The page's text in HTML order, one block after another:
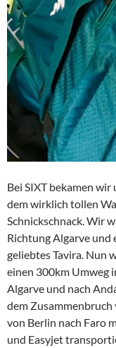
Bei SIXT bekamen
dem wirklich tollen
Schnickschnack. Wir
Richtung Algarve und
geliebtes Tavira. Nun
einen 300km Umweg
Algarve und nach
dem
von Berlin nach Faro
und Easyjet